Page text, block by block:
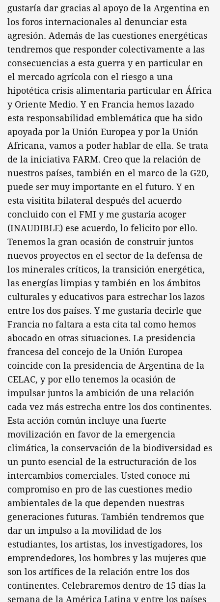
gustaría dar gracias al apoyo de la Argentina en
los foros internacionales al denunciar esta
agresión. Además de las cuestiones energéticas
tendremos que responder colectivamente a las
consecuencias a esta guerra y en particular en
el mercado agrícola con el riesgo a una
hipotética crisis alimentaria particular en África
y Oriente Medio. Y en Francia hemos lazado
esta responsabilidad emblemática que ha sido
apoyada por la Unión Europea y por la Unión
Africana, vamos a poder hablar de ella. Se trata
de la iniciativa FARM. Creo que la relación de
nuestros países, también en el marco de la G20,
puede ser muy importante en el futuro. Y en
esta visitita bilateral después del acuerdo
concluido con el FMI y me gustaría acoger
(INAUDIBLE) ese acuerdo, lo felicito por ello.
Tenemos la gran ocasión de construir juntos
nuevos proyectos en el sector de la defensa de
los minerales críticos, la transición energética,
las energías limpias y también en los ámbitos
culturales y educativos para estrechar los lazos
entre los dos países. Y me gustaría decirle que
Francia no faltara a esta cita tal como hemos
abocado en otras situaciones. La presidencia
francesa del concejo de la Unión Europea
coincide con la presidencia de Argentina de la
CELAC, y por ello tenemos la ocasión de
impulsar juntos la ambición de una relación
cada vez más estrecha entre los dos continentes.
Esta acción común incluye una fuerte
movilización en favor de la emergencia
climática, la conservación de la biodiversidad es
un punto esencial de la estructuración de los
intercambios comerciales. Usted conoce mi
compromiso en pro de las cuestiones medio
ambientales de la que dependen nuestras
generaciones futuras. También tendremos que
dar un impulso a la movilidad de los
estudiantes, los artistas, los investigadores, los
emprendedores, los hombres y las mujeres que
son los artífices de la relación entre los dos
continentes. Celebraremos dentro de 15 días la
semana de la América Latina y entre los países